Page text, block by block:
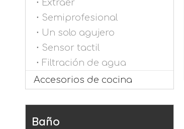
Extraer
Semiprofesional
Un solo agujero
Sensor tactil
Filtración de agua
Accesorios de cocina
Baño